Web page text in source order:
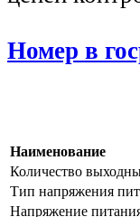
Номер в
Наименование
Количество
Тип напряжения
Напряжение